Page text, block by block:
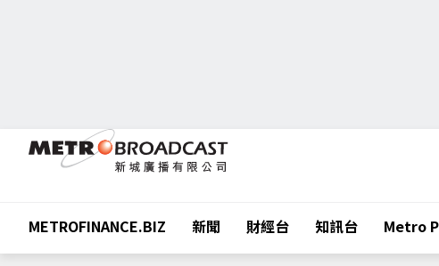
METROFINANCE.BIZ 新聞 財經台 知訊台 Metro